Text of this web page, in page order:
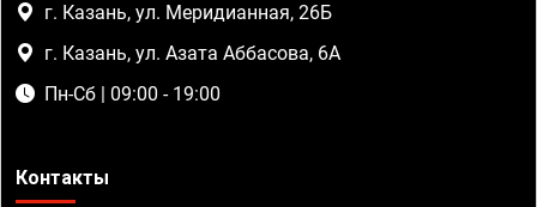
г. Казань, ул. Меридианная, 26Б
г. Казань, ул. Азата Аббасова, 6А
Пн-Сб | 09:00 - 19:00
Контакты